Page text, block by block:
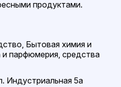
продуктами.
Бытовая химия и
парфюмерия, средства
Индустриальная 5а